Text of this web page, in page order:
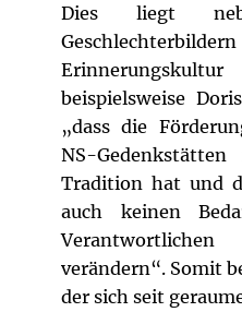
Dies liegt
beispielsweise
„dass die
NS-
Tradition hat und
auch keinen
verändern“. Somit
der sich seit